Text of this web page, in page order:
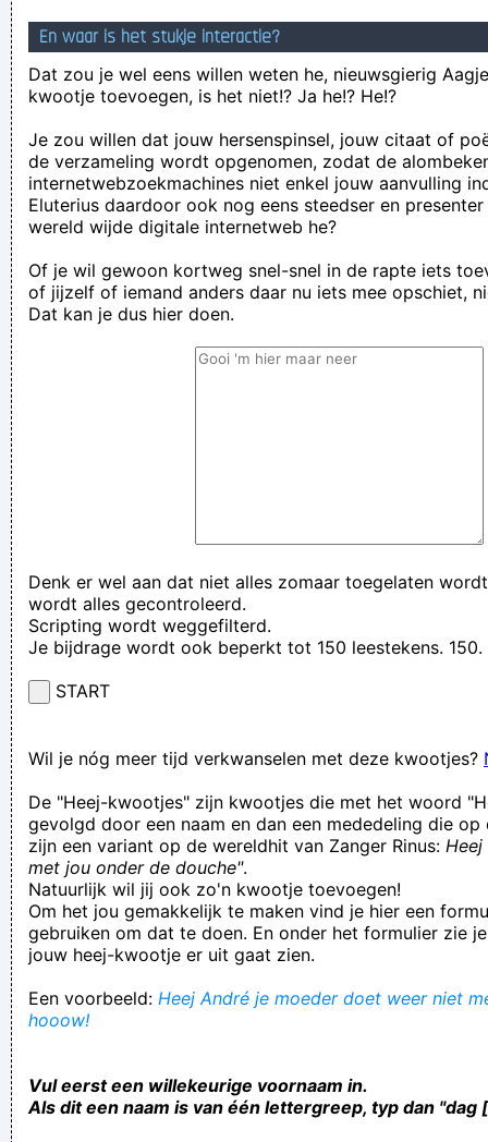
En waar is het stukje interactie?
Dat zou je wel eens willen weten he, nieuwsgierig
kwootje toevoegen, is het niet!? Ja he!? He!?
Je zou willen dat jouw hersenspinsel, jouw citaat of
de verzameling wordt opgenomen, zodat de
internetwebzoekmachines niet enkel jouw aanvulling
Eluterius daardoor ook nog eens steedser en
wereld wijde digitale internetweb he?
Of je wil gewoon kortweg snel-snel in de rapte iets
of jijzelf of iemand anders daar nu iets mee opschiet,
Dat kan je dus hier doen.
Denk er wel aan dat niet alles zomaar toegelaten
wordt alles gecontroleerd.
Scripting wordt weggefilterd.
Je bijdrage wordt ook beperkt tot 150 leestekens. 150.
START
Wil je nóg meer tijd verkwanselen met deze kwootjes?
De "Heej-kwootjes" zijn kwootjes die met het woord
gevolgd door een naam en dan een mededeling die op
zijn een variant op de wereldhit van Zanger Rinus:
met jou onder de douche".
Natuurlijk wil jij ook zo'n kwootje toevoegen!
Om het jou gemakkelijk te maken vind je hier een
gebruiken om dat te doen. En onder het formulier zie
jouw heej-kwootje er uit gaat zien.
Een voorbeeld: Heej André je moeder doet weer niet
hooow!
Vul eerst een willekeurige voornaam in.
Als dit een naam is van één lettergreep, typ dan "dag